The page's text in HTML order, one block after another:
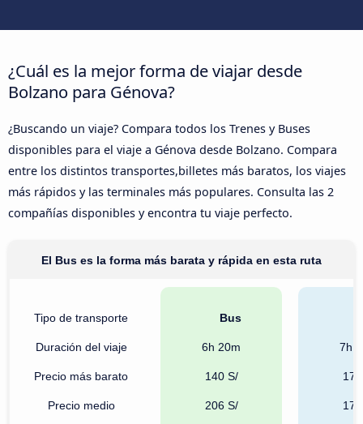
¿Cuál es la mejor forma de viajar desde
Bolzano para Génova?
¿Buscando un viaje? Compara todos los Trenes y Buses
disponibles para el viaje a Génova desde Bolzano. Compara
entre los distintos transportes,billetes más baratos, los viajes
más rápidos y las terminales más populares. Consulta las 2
compañías disponibles y encontra tu viaje perfecto.
El Bus es la forma más barata y rápida en esta ruta
Tipo de transporte
Duración del viaje
Precio más barato
Precio medio
Bus
6h 20m
140 S/
206 S/
7h